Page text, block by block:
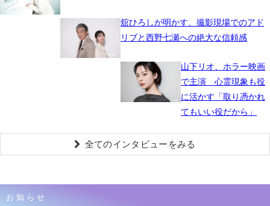
舘ひろしが明かす、撮影現場でのアド
リブと西野七瀬への絶大な信頼感
山下リオ、ホラー映画
で主演 心霊現象も役
に活かす「取り憑かれ
てもいい役だから」
全てのインタビューをみる
お知らせ